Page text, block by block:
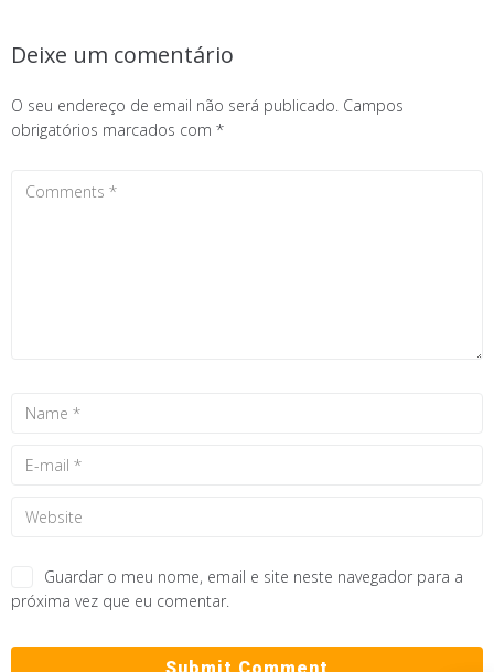
Deixe um comentário
O seu endereço de email não será publicado. Campos
obrigatórios marcados com *
Guardar o meu nome, email e site neste navegador para a
próxima vez que eu comentar.